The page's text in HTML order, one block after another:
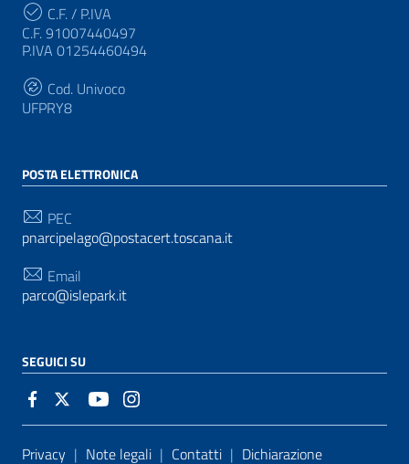
C.F. / P.IVA
C.F. 91007440497
P.IVA 01254460494
Cod. Univoco
UFPRY8
POSTA ELETTRONICA
PEC
pnarcipelago@postacert.toscana.it
Email
parco@islepark.it
SEGUICI SU
Sezione Link Utili
Privacy | Note legali | Contatti | Dichiarazione